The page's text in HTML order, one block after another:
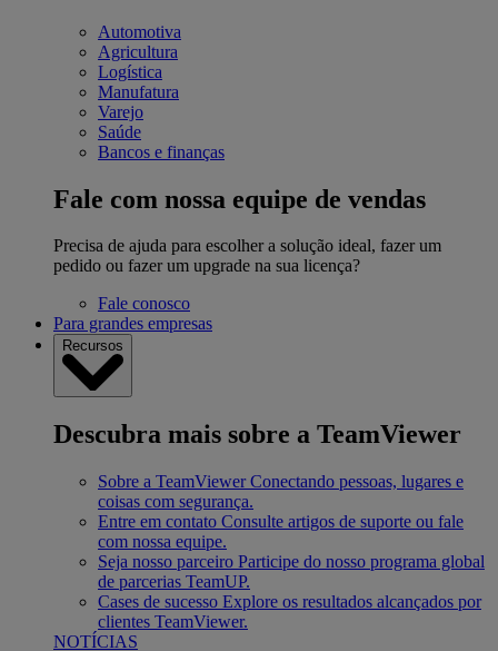
Automotiva
Agricultura
Logística
Manufatura
Varejo
Saúde
Bancos e finanças
Fale com nossa equipe de vendas
Precisa de ajuda para escolher a solução ideal, fazer um
pedido ou fazer um upgrade na sua licença?
Fale conosco
Para grandes empresas
Recursos
Descubra mais sobre a TeamViewer
Sobre a TeamViewer Conectando pessoas, lugares e
coisas com segurança.
Entre em contato Consulte artigos de suporte ou fale
com nossa equipe.
Seja nosso parceiro Participe do nosso programa global
de parcerias TeamUP.
Cases de sucesso Explore os resultados alcançados por
clientes TeamViewer.
NOTÍCIAS